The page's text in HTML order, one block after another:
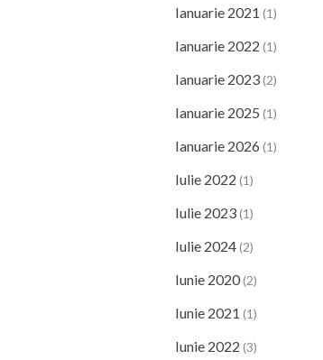
Ianuarie 2021 (1)
Ianuarie 2022 (1)
Ianuarie 2023(2)
Ianuarie 2025 (1)
Ianuarie 2026 (1)
Iulie 2022 (1)
Iulie 2023(1)
Iulie 2024(2)
Iunie 2020(2)
Iunie 2021 (1)
Iunie 2022 (3)